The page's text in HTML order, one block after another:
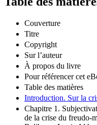
Couverture
Titre
Copyright
Sur l’auteur
À propos du livre
Pour référencer cet
Table des matières
Introduction. Sur la
Chapitre 1.
de la crise du freudo-